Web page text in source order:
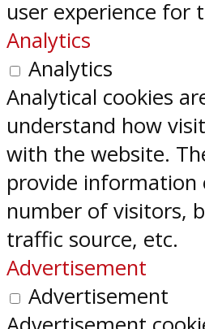
user experience for
Analytics
Analytics
Analytical cookies
understand how
with the website.
provide information
number of visitors,
traffic source, etc.
Advertisement
Advertisement